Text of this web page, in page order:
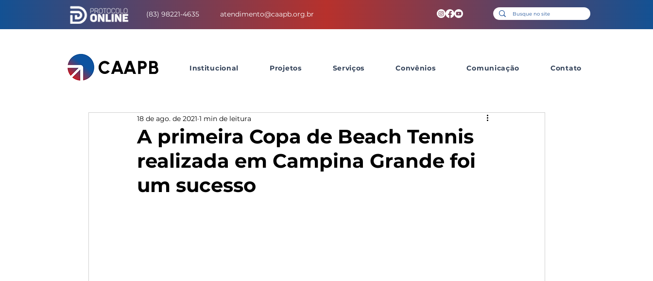
(83) 98221-4635 atendimento@caapb.org.br
Institucional Projetos Serviços Convênios Comunicação Contato
A primeira Copa de Beach Tennis
realizada em Campina Grande foi
um sucesso
18 de ago. de 2021 1 min de leitura